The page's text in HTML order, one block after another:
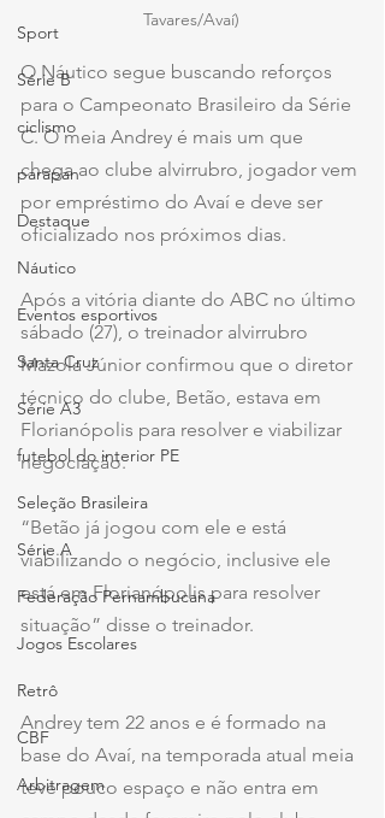
Sport
Série B
ciclismo
parapan
Destaque
Náutico
Eventos esportivos
Santa Cruz
Série A3
futebol do interior PE
Seleção Brasileira
Série A
Federação Pernambucana
Jogos Escolares
Retrô
CBF
Arbitragem
Tavares/Avaí)
O Náutico segue buscando reforços
para o Campeonato Brasileiro da Série
C. O meia Andrey é mais um que
chega ao clube alvirrubro, jogador vem
por empréstimo do Avaí e deve ser
oficializado nos próximos dias.
Após a vitória diante do ABC no último
sábado (27), o treinador alvirrubro
Mazola Júnior confirmou que o diretor
técnico do clube, Betão, estava em
Florianópolis para resolver e viabilizar
negociação.
“Betão já jogou com ele e está
viabilizando o negócio, inclusive ele
está em Florianópolis para resolver
situação” disse o treinador.
Andrey tem 22 anos e é formado na
base do Avaí, na temporada atual meia
teve pouco espaço e não entra em